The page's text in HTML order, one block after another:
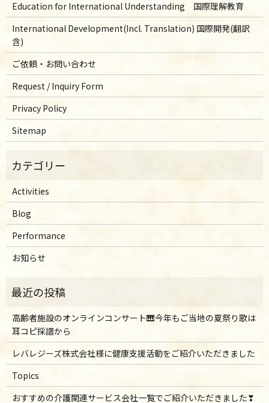
Education for International Understanding 国際理解教育
International Development(Incl. Translation) 国際開発(翻訳
含)
ご依頼・お問い合わせ
Request / Inquiry Form
Privacy Policy
Sitemap
Activities
Blog
Performance
お知らせ
高齢者施設のオンラインコンサート🎹今年もご当地の夏祭り歌は
耳コピ採譜から
レバレジーズ株式会社様に健康支援活動をご紹介いただきました
Topics
おすすめの介護関連サービス会社一覧でご紹介いただきました❣